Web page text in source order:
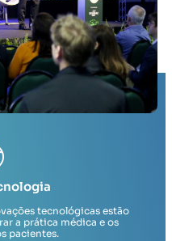
tecnológicas estão
a prática médica e os
pacientes.